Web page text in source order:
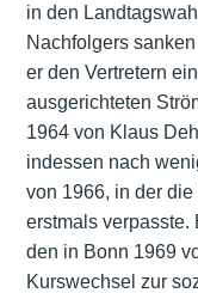
in den
Nachfolgers
er den Vertretern
ausgerichteten
1964 von Klaus
indessen nach
von 1966, in der
erstmals verpasste.
den in Bonn 1969
Kurswechsel zur